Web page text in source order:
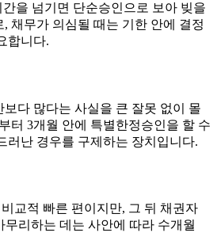
간을 넘기면 단순승인으로 보아 빚을
채무가 의심될 때는 기한 안에 결정
합니다.
다 많다는 사실을 큰 잘못 없이 몰
터 3개월 안에 특별한정승인을 할 수
러난 경우를 구제하는 장치입니다.
교적 빠른 편이지만, 그 뒤 채권자
무리하는 데는 사안에 따라 수개월